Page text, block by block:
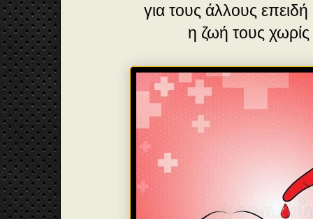
για τους άλλους επειδή
η ζωή τους